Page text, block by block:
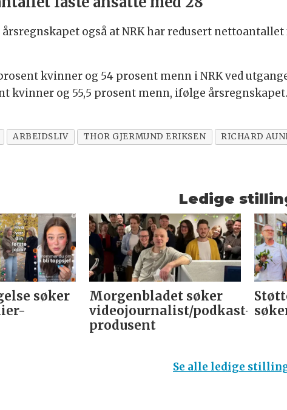
også at NRK har redusert
kvinner og 54 prosent menn i NRK ved
kvinner og 55,5 prosent menn, ifølge årsregnskapet.
ARBEIDSLIV THOR GJERMUND ERIKSEN RICHARD
Ledige
søker
Morgenbladet søker
videojournalist/podkast-
produsent
Se alle ledige